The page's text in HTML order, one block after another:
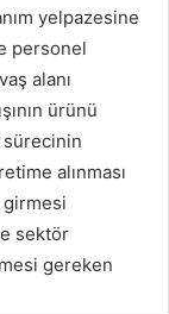
yelpazesine
personel
alanı
ürünü
sürecinin
alınması
girmesi
sektör
gereken